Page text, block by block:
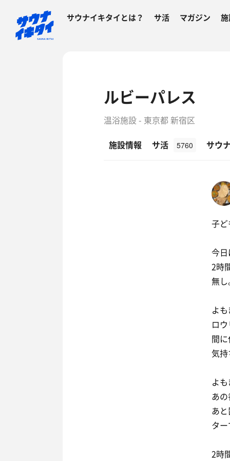
サウナイキタイとは？ サ活 マガジン
ルビーパレス
温浴施設 - 東京都 新宿区
施設情報
サ活 5760 サウ
子
今
2時
無
よ
ロ
間
気
よ
あ
あ
タ
2時